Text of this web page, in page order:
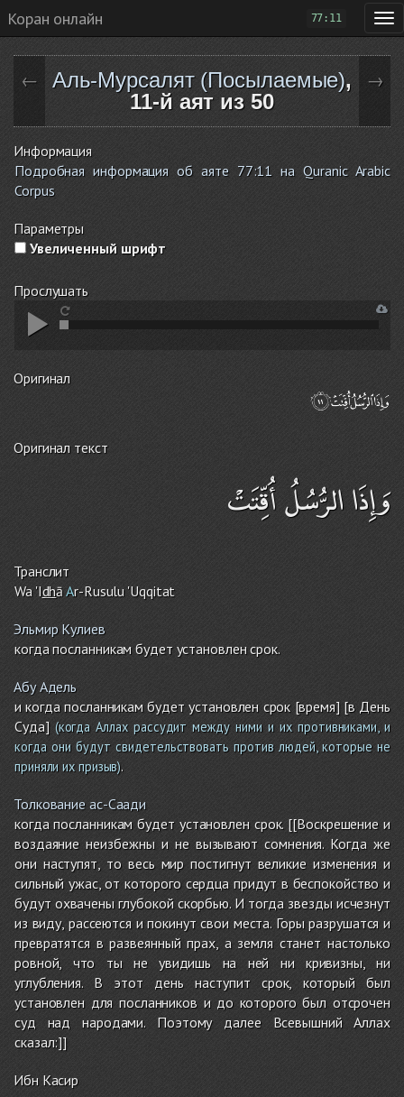
Коран онлайн 77:11
← Аль-Мурсалят (Посылаемые),
11-й аят из 50
→
Информация
Подробная информация об аяте 77:11 на Quranic Arabic
Corpus
Параметры
Увеличенный шрифт
Прослушать
Оригинал
Оригинал текст
وَإِذَا الرُّسُلُ أُقِّتَتْ
Транслит
Wa 'IdhāAr-Rusulu 'Uqqitat
Эльмир Кулиев
когда посланникам будет установлен срок.
Абу Адель
и когда посланникам будет установлен срок [время] [в День
Суда](когда Аллах рассудит между ними и их противниками, и
когда они будут свидетельствовать против людей, которые не
приняли их призыв).
Толкование ас-Саади
когда посланникам будет установлен срок. [[Воскрешение и
воздаяние неизбежны и не вызывают сомнения. Когда же
они наступят, то весь мир постигнут великие изменения и
сильный ужас, от которого сердца придут в беспокойство и
будут охвачены глубокой скорбью. И тогда звезды исчезнут
из виду, рассеются и покинут свои места. Горы разрушатся и
превратятся в развеянный прах, а земля станет настолько
ровной, что ты не увидишь на ней ни кривизны, ни
углубления. В этот день наступит срок, который был
установлен для посланников и до которого был отсрочен
суд над народами. Поэтому далее Всевышний Аллах
сказал:]]
Ибн Касир